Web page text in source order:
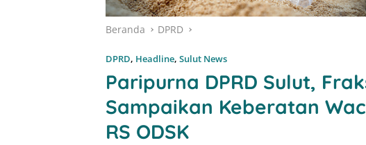
Beranda DPRD
DPRD, Headline, Sulut News
Paripurna DPRD Sulut,
Sampaikan Keberatan
RS ODSK